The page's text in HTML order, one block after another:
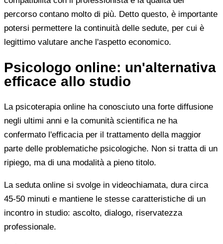
percorso contano molto di più. Detto questo, è importante
potersi permettere la continuità delle sedute, per cui è
legittimo valutare anche l'aspetto economico.
Psicologo online: un'alternativa
efficace allo studio
La psicoterapia online ha conosciuto una forte diffusione
negli ultimi anni e la comunità scientifica ne ha
confermato l'efficacia per il trattamento della maggior
parte delle problematiche psicologiche. Non si tratta di un
ripiego, ma di una modalità a pieno titolo.
La seduta online si svolge in videochiamata, dura circa
45-50 minuti e mantiene le stesse caratteristiche di un
incontro in studio: ascolto, dialogo, riservatezza
professionale.